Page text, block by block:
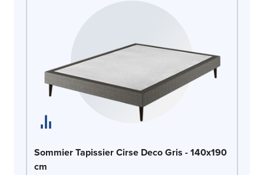
Sommier Tapissier Cirse Deco Gris - 140x190
cm